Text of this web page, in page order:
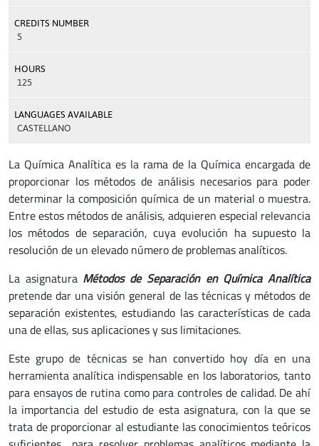
CREDITS NUMBER
5
HOURS
125
LANGUAGES AVAILABLE
CASTELLANO
La Química Analítica es la rama de la Química encargada de
proporcionar los métodos de análisis necesarios para poder
determinar la composición química de un material o muestra.
Entre estos métodos de análisis, adquieren especial relevancia
los métodos de separación, cuya evolución ha supuesto la
resolución de un elevado número de problemas analíticos.
La asignatura Métodos de Separación en Química Analítica
pretende dar una visión general de las técnicas y métodos de
separación existentes, estudiando las características de cada
una de ellas, sus aplicaciones y sus limitaciones.
Este grupo de técnicas se han convertido hoy día en una
herramienta analítica indispensable en los laboratorios, tanto
para ensayos de rutina como para controles de calidad. De ahí
la importancia del estudio de esta asignatura, con la que se
trata de proporcionar al estudiante las conocimientos teóricos